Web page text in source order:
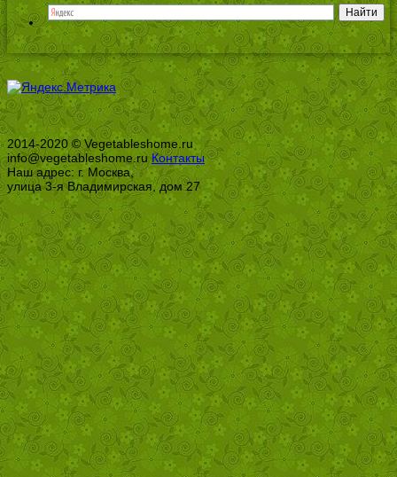
2014-2020 © Vegetableshome.ru
info@vegetableshome.ruКонтакты
Наш адрес: г. Москва,
улица 3-я Владимирская, дом 27